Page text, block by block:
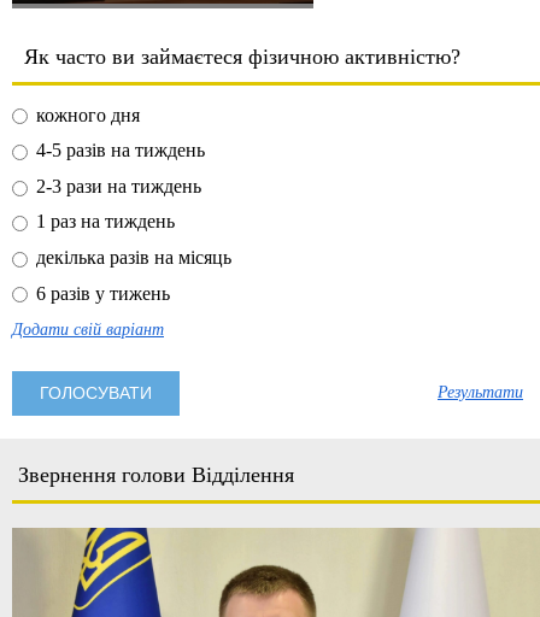
Як часто ви займаєтеся фізичною активністю?
кожного дня
4-5 разів на тиждень
2-3 рази на тиждень
1 раз на тиждень
декілька разів на місяць
6 разів у тижень
Додати свій варіант
Результати
Звернення голови Відділення